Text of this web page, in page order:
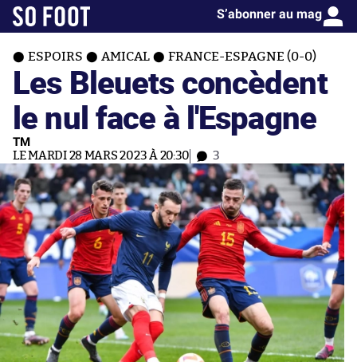
S’abonner au mag
ESPOIRS AMICAL FRANCE-ESPAGNE (0-0)
Les Bleuets concèdent
le nul face à l'Espagne
TM
LE MARDI 28 MARS 2023 À 20:30 3